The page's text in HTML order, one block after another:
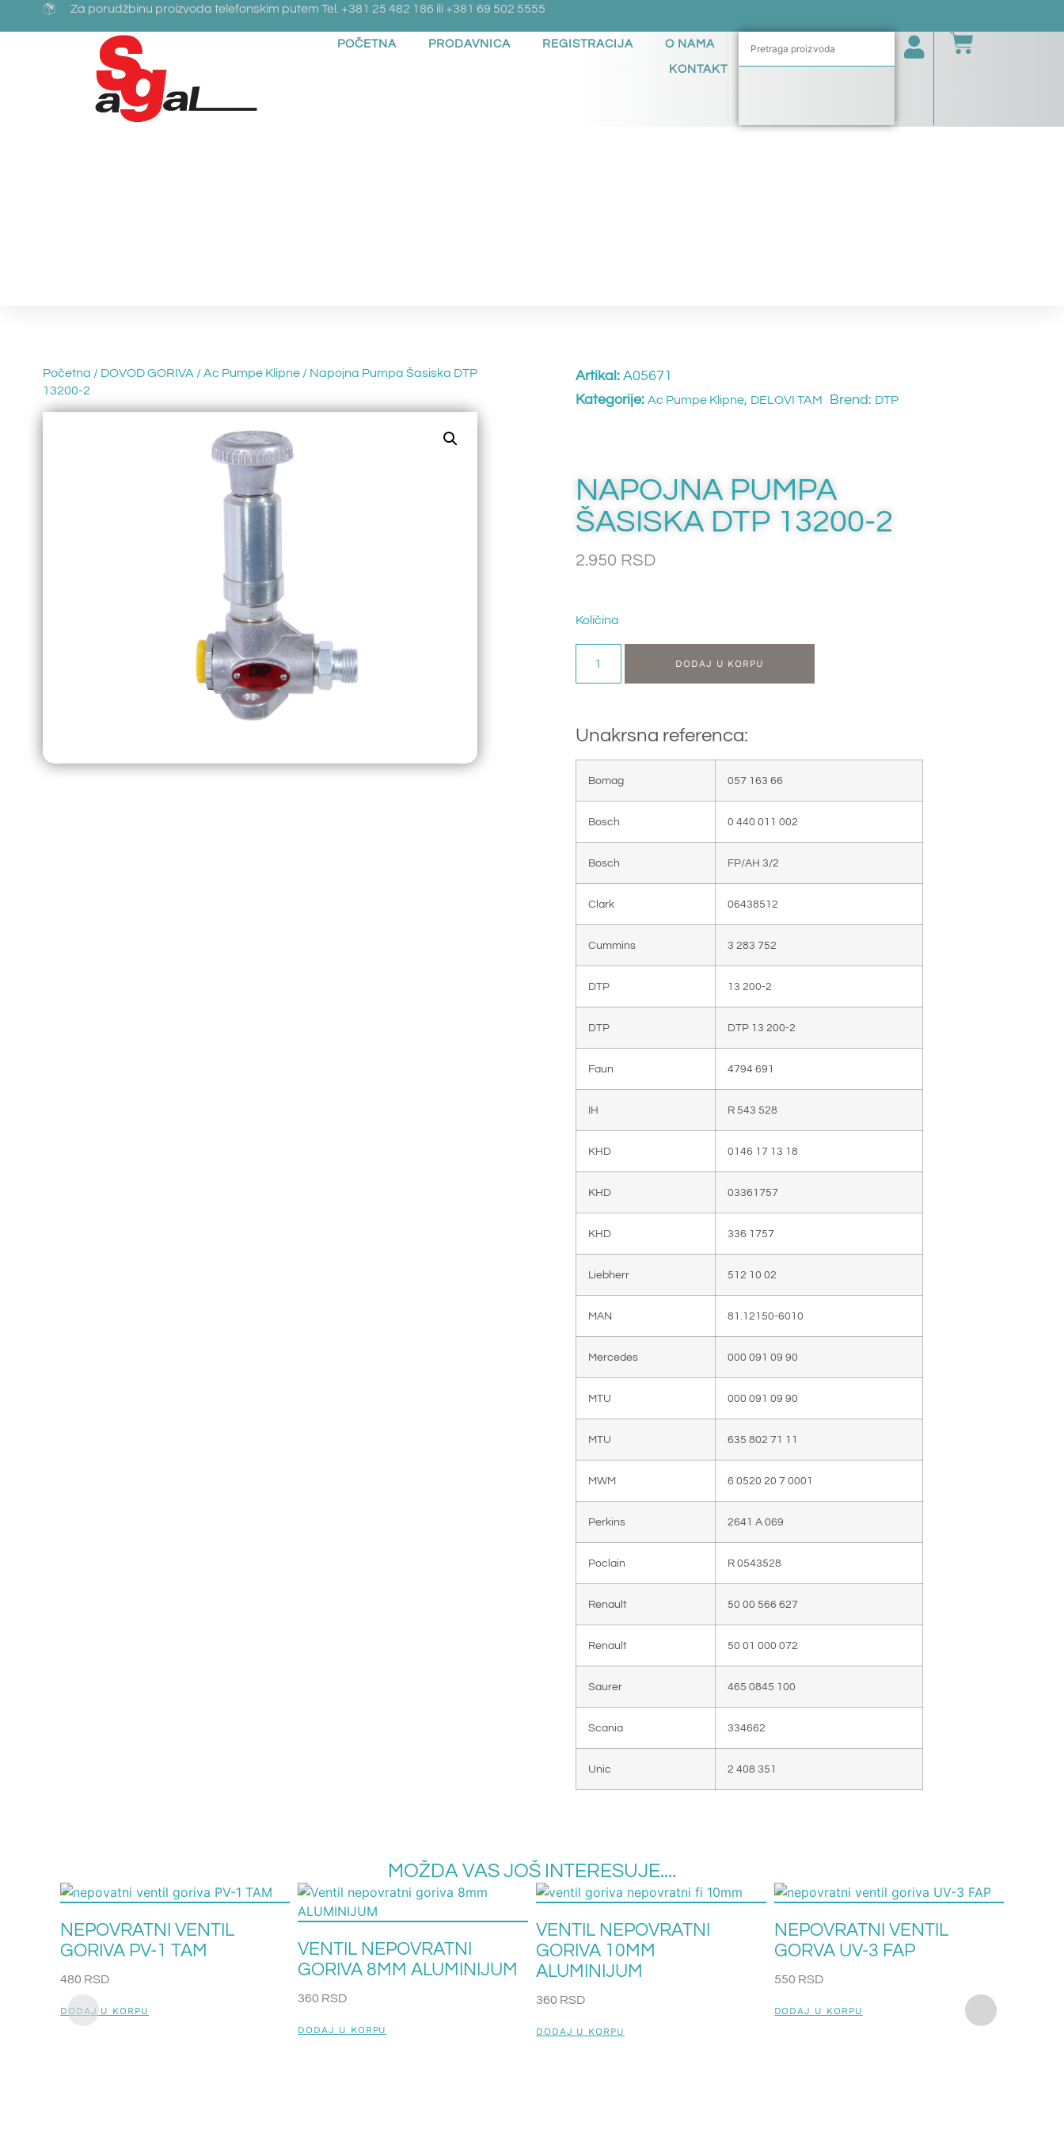
Za porudžbinu proizvoda telefonskim putem Tel. +381 25 482 186 ili +381 69 502 5555
POČETNA PRODAVNICA REGISTRACIJA O NAMA
KONTAKT
Početna / DOVOD GORIVA /Ac Pumpe Klipne/ Napojna Pumpa Šasiska DTP
13200-2
Artikal: A05671
Kategorije: Ac Pumpe Klipne, DELOVI TAM Brend: DTP
NAPOJNA PUMPA
ŠASISKA DTP 13200-2
2.950 RSD
Količina
DODAJ U KORPU
Unakrsna referenca:
Bomag 057 163 66
Bosch 0 440 011 002
Bosch FP/AH 3/2
Clark 06438512
Cummins 3 283 752
DTP 13 200-2
DTP DTP 13 200-2
Faun 4794 691
IH R 543 528
KHD 0146 17 13 18
KHD 03361757
KHD 336 1757
Liebherr 512 10 02
MAN 81.12150-6010
Mercedes 000 091 09 90
MTU 000 091 09 90
MTU 635 802 71 11
MWM 6 0520 20 7 0001
Perkins 2641 A 069
Poclain R 0543528
Renault 50 00 566 627
Renault 50 01 000 072
Saurer 465 0845 100
Scania 334662
Unic 2 408 351
MOŽDA VAS JOŠ INTERESUJE....
NEPOVRATNI VENTIL
GORIVA PV-1 TAM
480 RSD
DODAJ U KORPU
VENTIL NEPOVRATNI
GORIVA 8MM ALUMINIJUM
360 RSD
DODAJ U KORPU
VENTIL NEPOVRATNI
GORIVA 10MM
ALUMINIJUM
360 RSD
DODAJ U KORPU
NEPOVRATNI VENTIL
GORVA UV-3 FAP
550 RSD
DODAJ U KORPU